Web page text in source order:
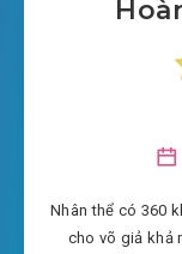
Nhân thể có 360
cho võ giả khả